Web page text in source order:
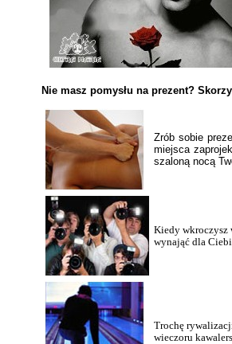
Nie masz pomysłu na prezent?
Zrób sobie
miejsca
szaloną nocą
Kiedy wkroczysz
wynająć dla
Trochę
wieczoru